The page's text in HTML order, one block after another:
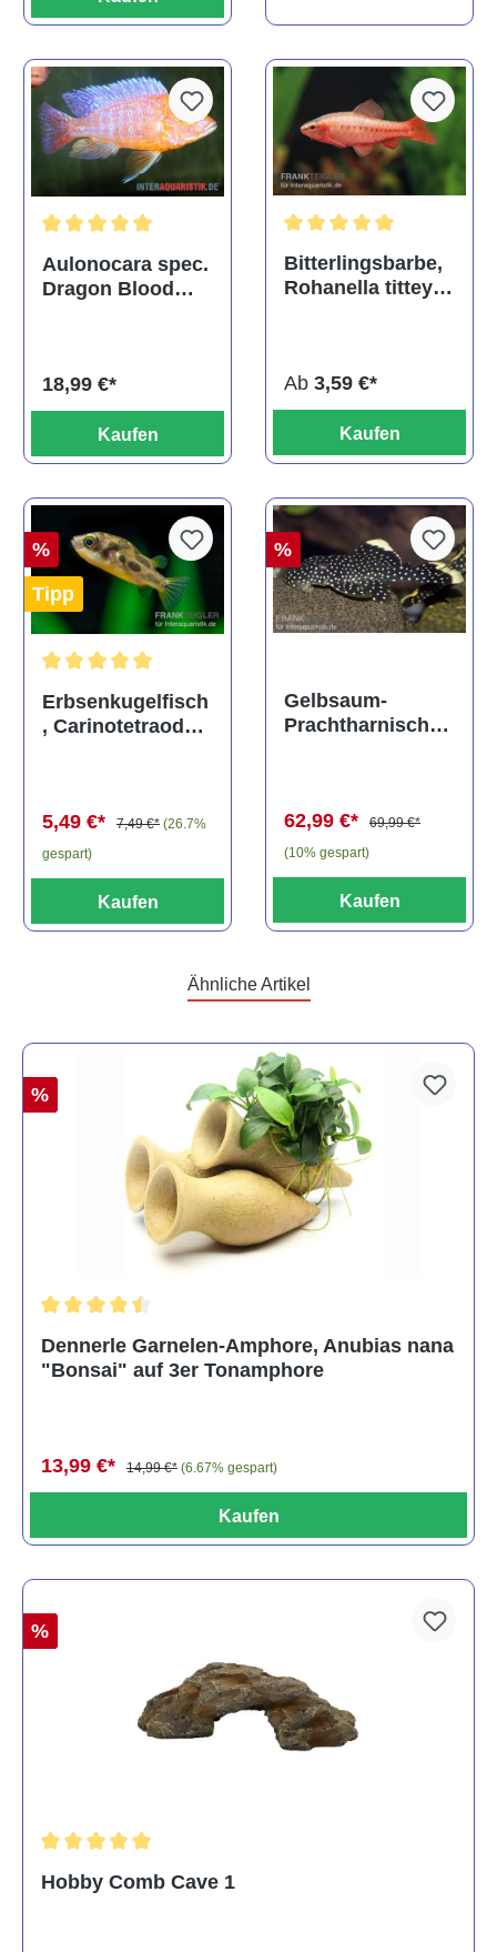
Durchschnittliche Bewertung von 5 von 5 Sternen
Aulonocara spec.
Dragon Blood
18,99 €*
Kaufen
Bitterlingsbarbe,
Rohanella titteya,
Ab 3,59 €*
Kaufen
%
Tipp
Durchschnittliche Bewertung von 5 von 5 Sternen
Erbsenkugelfisch
, Carinotetraodon
5,49 €* 7,49 €* (26.7%
gespart)
Kaufen
%
Gelbsaum-
Prachtharnischw
62,99 €*
69,99 €*
(10% gespart)
Kaufen
Ähnliche Artikel
%
Dennerle Garnelen-Amphore, Anubias nana
"Bonsai" auf 3er Tonamphore
13,99 €* 14,99 €* (6.67% gespart)
Kaufen
%
Hobby Comb Cave 1